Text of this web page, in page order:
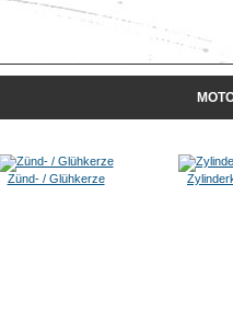
Zünd- / Glühkerze